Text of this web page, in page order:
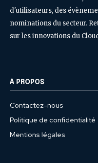
d'utilisateurs, des
nominations du secteur.
sur les innovations du
À PROPOS
Contactez-nous
Politique de confidentialité
Mentions légales